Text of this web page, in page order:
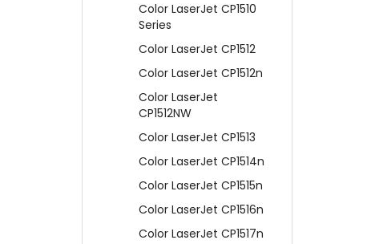
Color LaserJet CP1510
Series
Color LaserJet CP1512
Color LaserJet CP1512n
Color LaserJet
CP1512NW
Color LaserJet CP1513
Color LaserJet CP1514n
Color LaserJet CP1515n
Color LaserJet CP1516n
Color LaserJet CP1517n